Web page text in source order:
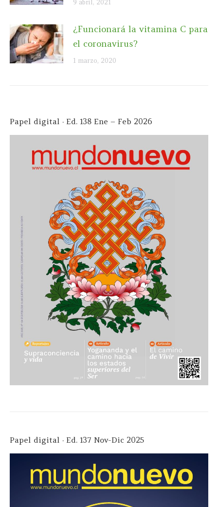
9 abril, 2021
¿Funcionará la vitamina C para
el coronavirus?
1 marzo, 2020
Papel digital · Ed. 138 Ene – Feb 2026
Papel digital · Ed. 137 Nov-Dic 2025